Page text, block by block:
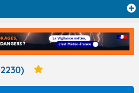
Prévisions
LES RÉSULTATS
Articles